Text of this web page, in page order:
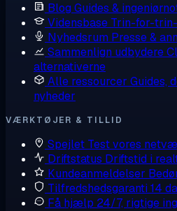
Blog Guides &
Vidensbase Trin-for-
Nyhedsrum Presse &
Sammenlign udbydere
alternativerne
Alle ressourcer Guides,
nyheder
VÆRKTØJER & TILLID
Spejlet Test vores
Driftstatus Driftstid i
Kundeanmeldelser
Tilfredshedsgaranti 14
Få hjælp 24/7, rigtige